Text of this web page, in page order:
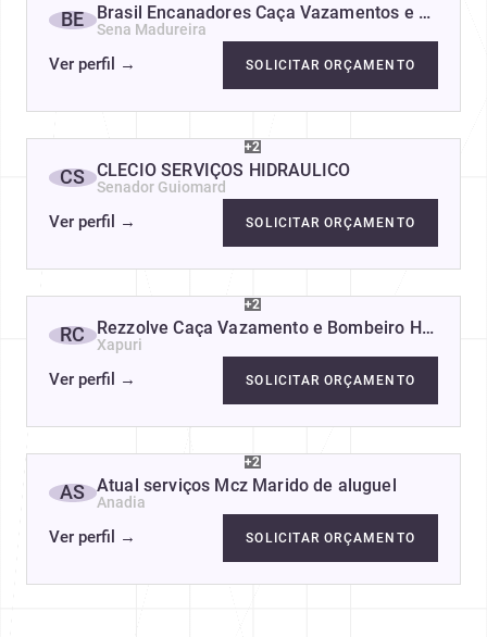
BE Brasil Encanadores Caça Vazamentos e Hidro
Sena Madureira
Ver perfil → SOLICITAR ORÇAMENTO
+2
CS CLÉCIO SERVIÇOS HIDRÁULICO
Senador Guiomard
Ver perfil → SOLICITAR ORÇAMENTO
+2
RC Rezzolve Caça Vazamento e Bombeiro
Xapuri
Ver perfil → SOLICITAR ORÇAMENTO
+2
AS Atual serviços Mcz Marido de aluguel
Anadia
Ver perfil → SOLICITAR ORÇAMENTO